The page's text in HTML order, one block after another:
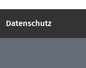
Datenschutz